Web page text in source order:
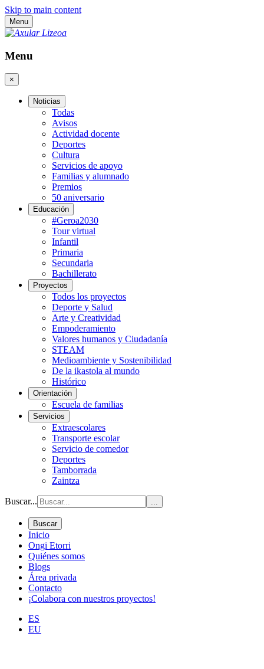
Skip to main content
Menu
Menu
×
Noticias
Todas
Avisos
Actividad docente
Deportes
Cultura
Servicios de apoyo
Familias y alumnado
Premios
50 aniversario
Educación
#Geroa2030
Tour virtual
Infantil
Primaria
Secundaria
Bachillerato
Proyectos
Todos los proyectos
Deporte y Salud
Arte y Creatividad
Empoderamiento
Valores humanos y Ciudadanía
STEAM
Medioambiente y Sostenibilidad
De la ikastola al mundo
Histórico
Orientación
Escuela de familias
Servicios
Extraescolares
Transporte escolar
Servicio de comedor
Deportes
Tamborrada
Zaintza
Buscar... ...
Buscar
Inicio
Ongi Etorri
Quiénes somos
Blogs
Área privada
Contacto
¡Colabora con nuestros proyectos!
ES
EU